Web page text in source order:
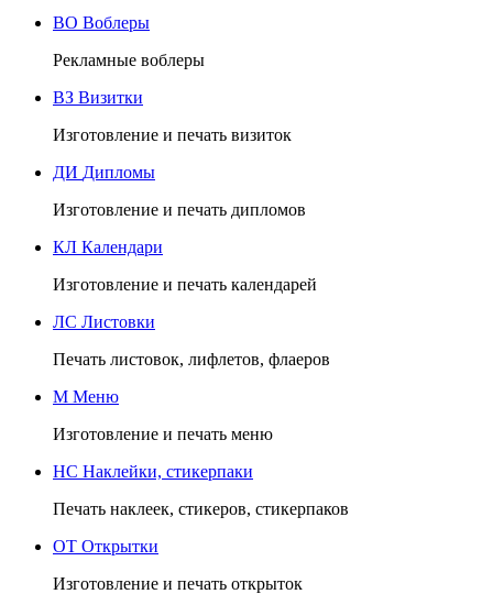
ВО Воблеры
Рекламные воблеры
ВЗ Визитки
Изготовление и печать визиток
ДИ Дипломы
Изготовление и печать дипломов
КЛ Календари
Изготовление и печать календарей
ЛС Листовки
Печать листовок, лифлетов, флаеров
М Меню
Изготовление и печать меню
НС Наклейки, стикерпаки
Печать наклеек, стикеров, стикерпаков
ОТ Открытки
Изготовление и печать открыток